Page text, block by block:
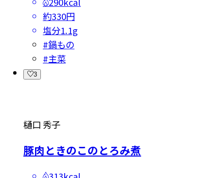
約330円
塩分1.1g
#鍋もの
#主菜
3
樋口 秀子
豚肉ときのこのとろみ煮